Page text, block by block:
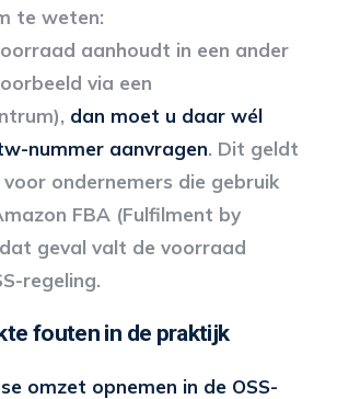
te weten:
aanhoudt in een ander
via een
dan moet u daar wél
nummer aanvragen. Dit geldt
ondernemers die gebruik
FBA (Fulfilment by
geval valt de voorraad
regeling.
fouten in de praktijk
omzet opnemen in de OSS-